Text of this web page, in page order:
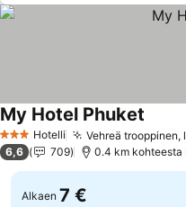
3 Tähtiluokitus
Hotelli Vehreä trooppinen,
My Hotel Phuket
6,6 709 0.4 km kohteesta
Alkaen 7 €